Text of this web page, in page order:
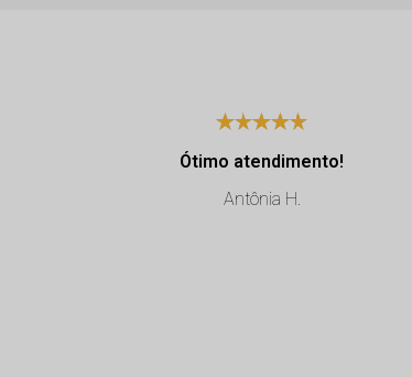
Ótimo atendimento!
Antônia H.